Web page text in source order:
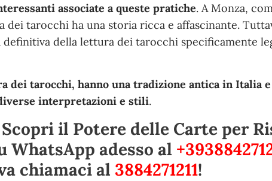
associate a queste pratiche. A Monza,
tarocchi ha una storia ricca e affascinante.
della lettura dei tarocchi specificamente
tarocchi, hanno una tradizione antica in Italia e
interpretazioni e stili.
il Potere delle Carte per
WhatsApp adesso al
chiamaci al 3884271211!